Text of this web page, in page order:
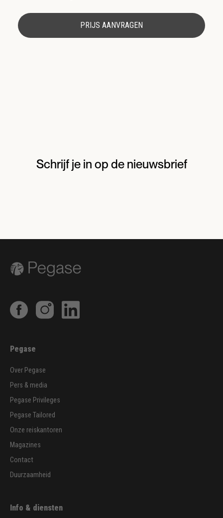
PRIJS AANVRAGEN
Schrijf je in op de nieuwsbrief
Pegase
Over Pegase
Pers & media
Pegase Privileges
Pegase Tailored
Onze reiskantoren
Magazines
Contact
Duurzaamheid
Info & diensten